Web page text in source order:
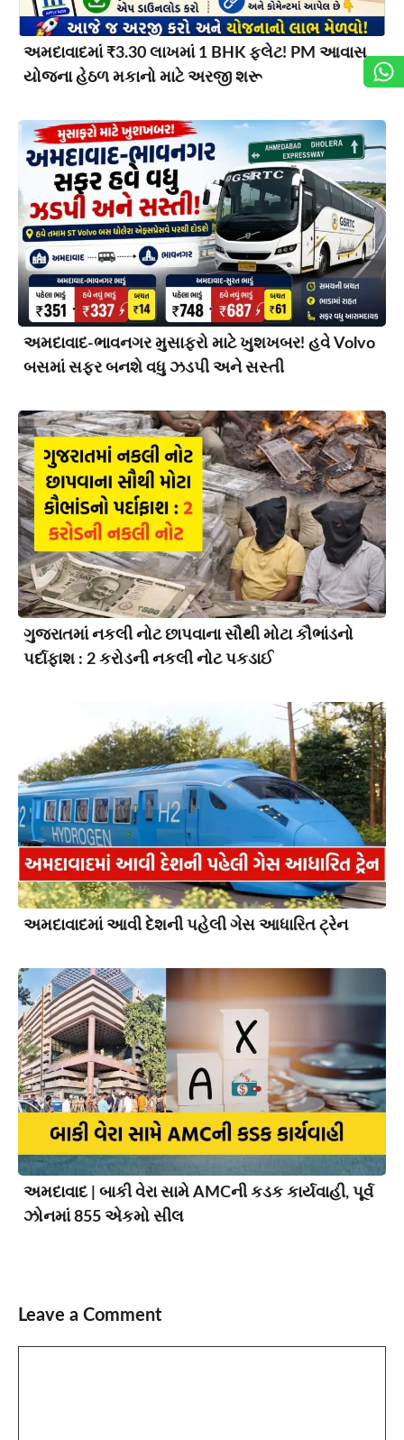
અમદાવાદમાં ₹3.30 લાખમાં 1 BHK ફ્લેટ! PM આવાસ
યોજના હેઠળ મકાનો માટે અરજી શરૂ
અમદાવાદ-ભાવનગર મુસાફરો માટે ખુશખબર! હવે Volvo
બસમાં સફર બનશે વધુ ઝડપી અને સસ્તી
ગુજરાતમાં નકલી નોટ છાપવાના સૌથી મોટા કૌભાંડનો
પર્દાફાશ : 2 કરોડની નકલી નોટ પકડાઈ
અમદાવાદમાં આવી દેશની પહેલી ગેસ આધારિત ટ્રેન
અમદાવાદ | બાકી વેરા સામે AMCની કડક કાર્યવાહી, પૂર્વ
ઝોનમાં 855 એકમો સીલ
Leave a Comment